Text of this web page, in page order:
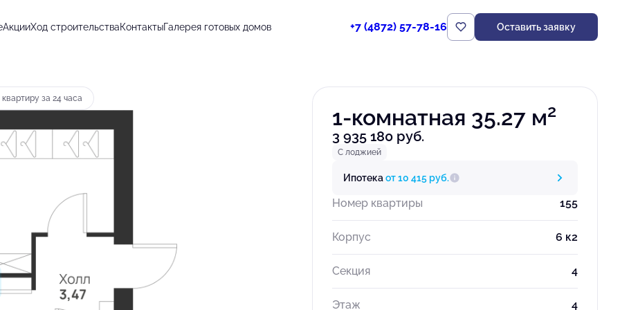
АкцииХод строительстваКонтактыГалерея готовых домов +7 (4872) 57-78-16 Оставить заявку
10 415 руб. Забронировать
за 24 часа
1-комнатная 35.27 м2
3 935 180 руб.
С лоджией
Ипотекаот 10 415 руб.
Номер квартиры 155
Корпус 6 к2
Секция 4
Этаж 4